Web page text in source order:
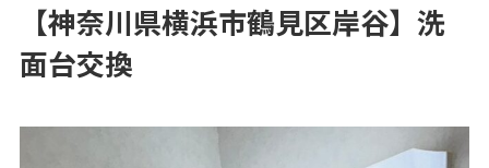
【神奈川県横浜市鶴見区岸谷】洗
面台交換